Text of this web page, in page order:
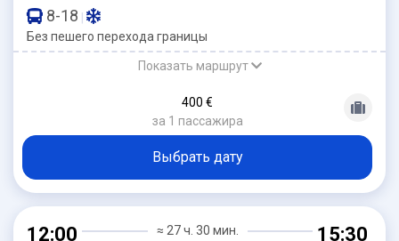
8-18 |
Без пешего перехода границы
Показать маршрут
400 €
за 1 пассажира
Выбрать дату
12:00 ≈ 27 ч. 30 мин. 15:30